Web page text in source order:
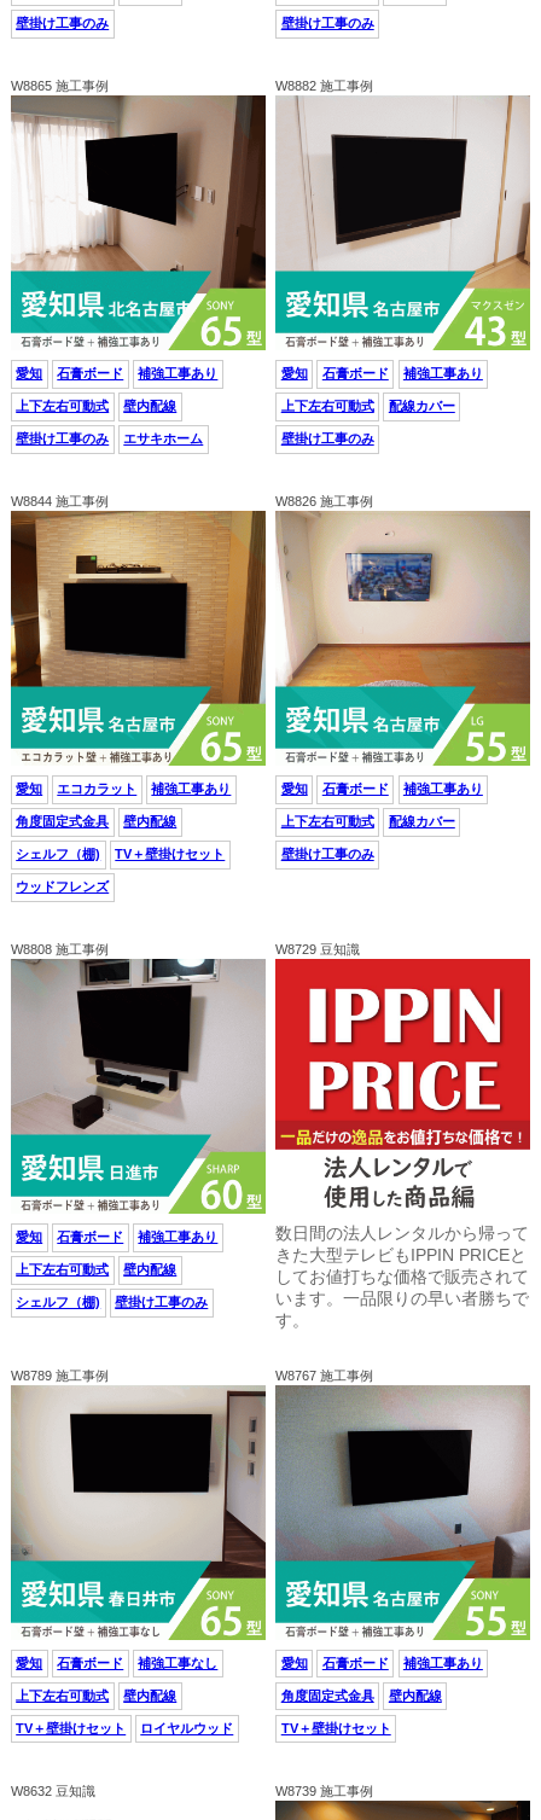
壁掛け工事のみ 壁掛け工事のみ
W8865 施工事例
愛知 石膏ボード 補強工事あり
上下左右可動式 壁内配線
壁掛け工事のみ エサキホーム
W8882 施工事例
愛知 石膏ボード 補強工事あり
上下左右可動式 配線カバー
壁掛け工事のみ
W8844 施工事例
愛知 エコカラット 補強工事あり
角度固定式金具 壁内配線
シェルフ（棚) TV＋壁掛けセット
ウッドフレンズ
W8826 施工事例
愛知 石膏ボード 補強工事あり
上下左右可動式 配線カバー
壁掛け工事のみ
W8808 施工事例
愛知 石膏ボード 補強工事あり
上下左右可動式 壁内配線
シェルフ（棚) 壁掛け工事のみ
W8729 豆知識
数日間の法人レンタルから帰って
きた大型テレビもIPPIN PRICEと
してお値打ちな価格で販売されて
います。一品限りの早い者勝ちで
す。
W8789 施工事例
愛知 石膏ボード 補強工事なし
上下左右可動式 壁内配線
TV＋壁掛けセット ロイヤルウッド
W8767 施工事例
愛知 石膏ボード 補強工事あり
角度固定式金具 壁内配線
TV＋壁掛けセット
W8632 豆知識 W8739 施工事例